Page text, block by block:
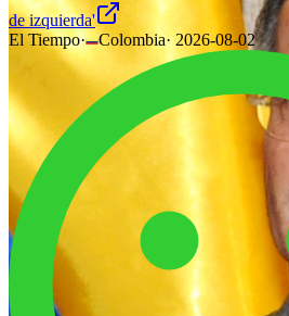
de izquierda'
El Tiempo· Colombia·2026-08-02